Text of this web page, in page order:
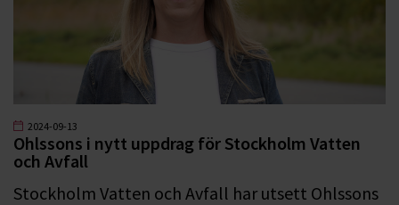
2024-09-13
Ohlssons i nytt uppdrag för Stockholm Vatten
och Avfall
Stockholm Vatten och Avfall har utsett Ohlssons